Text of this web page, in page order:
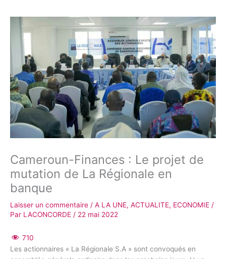
Cameroun-Finances : Le projet de
mutation de La Régionale en
banque
Laisser un commentaire / A LA UNE, ACTUALITE, ECONOMIE /
Par LACONCORDE / 22 mai 2022
710
Les actionnaires « La Régionale S.A » sont convoqués en